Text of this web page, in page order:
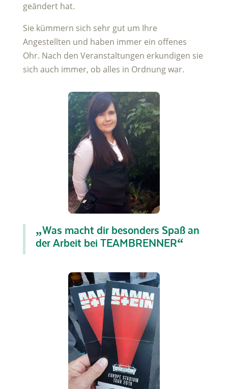
geändert hat.
Sie kümmern sich sehr gut um Ihre
Angestellten und haben immer ein offenes
Ohr. Nach den Veranstaltungen erkundigen sie
sich auch immer, ob alles in Ordnung war.
„Was macht dir besonders Spaß an
der Arbeit bei TEAMBRENNER“